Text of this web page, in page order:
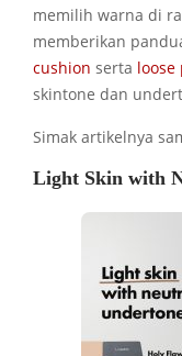
memilih warna di
memberikan
cushion serta loose
skintone dan
Simak artikelnya
Light Skin with